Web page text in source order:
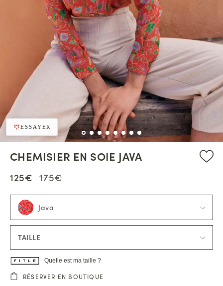
ESSAYER
CHEMISIER EN SOIE JAVA
125€ 175€
Java
TAILLE
Quelle est ma taille ?
RÉSERVER EN BOUTIQUE